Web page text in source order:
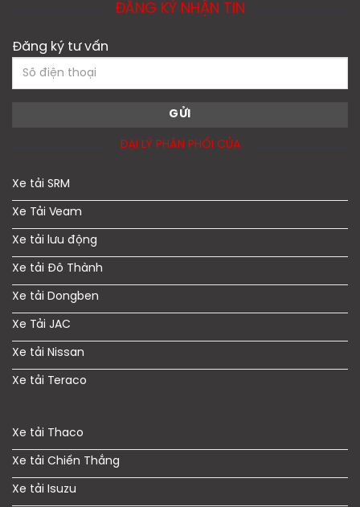
ĐĂNG KÝ NHẬN TIN
Đăng ký tư vấn
ĐẠI LÝ PHÂN PHỐI CỦA
Xe tải SRM
Xe Tải Veam
Xe tải lưu động
Xe tải Đô Thành
Xe tải Dongben
Xe Tải JAC
Xe tải Nissan
Xe tải Teraco
Xe tải Thaco
Xe tải Chiến Thắng
Xe tải Isuzu